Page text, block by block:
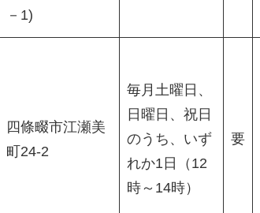
－1)
四條畷市江瀬美
町24-2
毎月土曜日、
日曜日、祝日
のうち、いず
れか1日（12
時～14時）
要